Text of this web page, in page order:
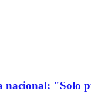
"Solo